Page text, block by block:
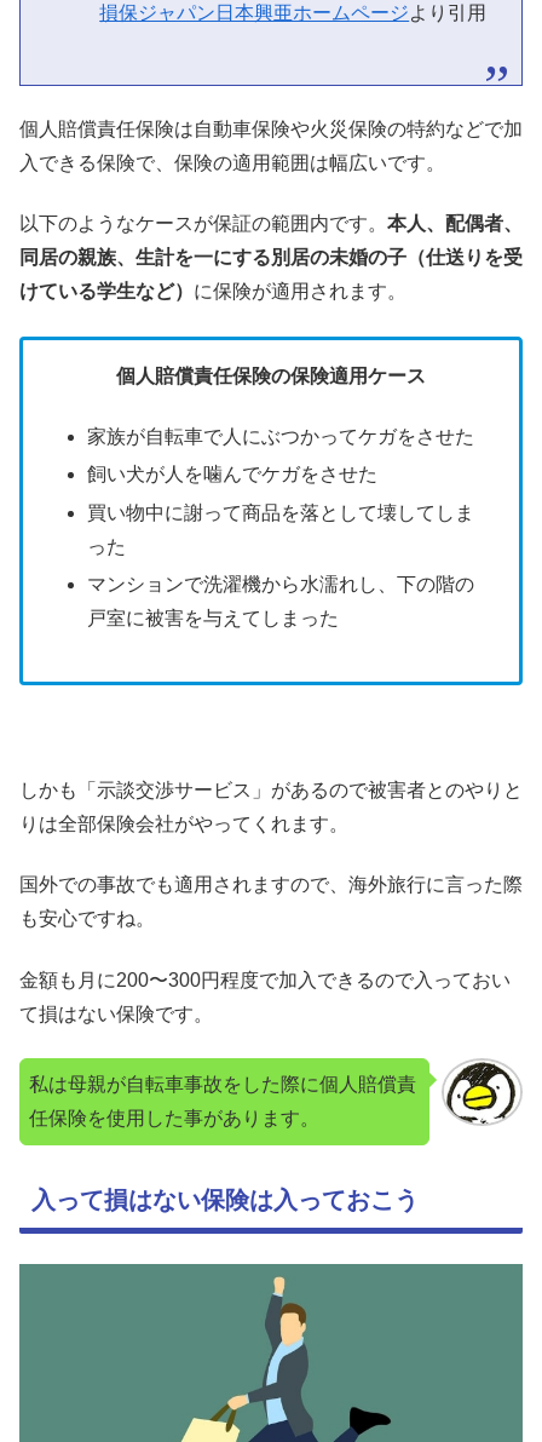
損保ジャパン日本興亜ホームページより引用
個人賠償責任保険は自動車保険や火災保険の特約などで加
入できる保険で、保険の適用範囲は幅広いです。
以下のようなケースが保証の範囲内です。 本人、配偶者、
同居の親族、生計を一にする別居の未婚の子（仕送りを受
けている学生など） に保険が適用されます。
個人賠償責任保険の保険適用ケース
家族が自転車で人にぶつかってケガをさせた
飼い犬が人を噛んでケガをさせた
買い物中に謝って商品を落として壊してしま
った
マンションで洗濯機から水濡れし、下の階の
戸室に被害を与えてしまった
しかも「示談交渉サービス」があるので被害者とのやりと
りは全部保険会社がやってくれます。
国外での事故でも適用されますので、海外旅行に言った際
も安心ですね。
金額も月に200〜300円程度で加入できるので入っておい
て損はない保険です。
私は母親が自転車事故をした際に個人賠償責
任保険を使用した事があります。
入って損はない保険は入っておこう